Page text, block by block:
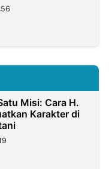
Misi: Cara H.
Karakter di